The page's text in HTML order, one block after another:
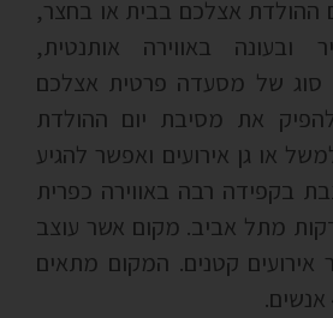
ההולדת אצלכם בבית או בחצר,
ובעונה באווירה אותנטית,
סוג של מסעדה פרטית אצלכם
את מסיבת יום ההולדת
או גן אירועים ואפשר להגיע
בקפידה רבה באווירה כפרית
רק 30 דקות מתל אביב. מקום אשר עוצב
אירועים קטנים. המקום מתאים